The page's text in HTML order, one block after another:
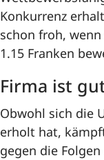
Konkurrenz
schon froh,
1.15 Franken
Firma ist
Obwohl sich die
erholt hat,
gegen die